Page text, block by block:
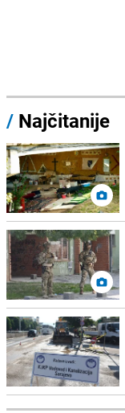
/ Najčitanije